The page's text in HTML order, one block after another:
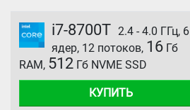
i7-8700T 2.4 - 4.0 ГГц, 6
ядер, 12 потоков, 16 Гб
RAM, 512 Гб NVME SSD
КУПИТЬ